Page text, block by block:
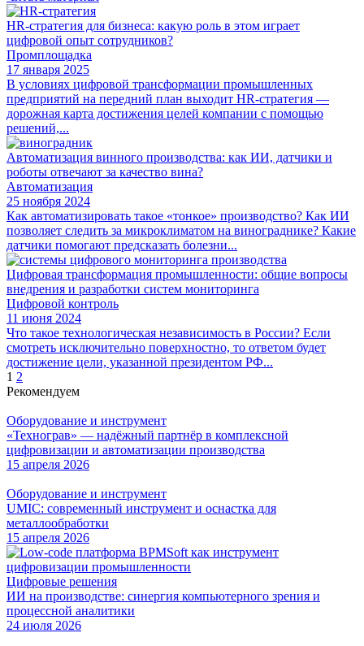
HR-стратегия для бизнеса: какую роль в этом играет
цифровой опыт сотрудников?
Промплощадка
17 января 2025
В условиях цифровой трансформации промышленных
предприятий на передний план выходит HR-стратегия —
дорожная карта достижения целей компании с помощью
решений,...
Автоматизация винного производства: как ИИ, датчики и
роботы отвечают за качество вина?
Автоматизация
25 ноября 2024
Как автоматизировать такое «тонкое» производство? Как ИИ
позволяет следить за микроклиматом на винограднике? Какие
датчики помогают предсказать болезни...
Цифровая трансформация промышленности: общие вопросы
внедрения и разработки систем мониторинга
Цифровой контроль
11 июня 2024
Что такое технологическая независимость в России? Если
смотреть исключительно поверхностно, то ответом будет
достижение цели, указанной президентом РФ...
Пагинация
записей
1 2
Рекомендуем
Оборудование и инструмент
«Технограв» — надёжный партнёр в комплексной
цифровизации и автоматизации производства
15 апреля 2026
Оборудование и инструмент
UMIC: современный инструмент и оснастка для
металлообработки
15 апреля 2026
Цифровые решения
ИИ на производстве: синергия компьютерного зрения и
процессной аналитики
24 июля 2026